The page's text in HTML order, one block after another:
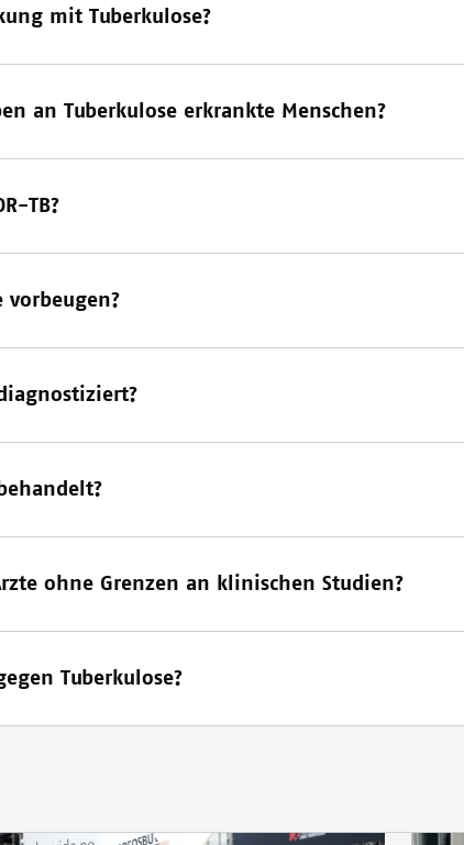
mit Tuberkulose?
an Tuberkulose erkrankte Menschen?
TB?
vorbeugen?
ohne Grenzen an klinischen Studien?
Tuberkulose?